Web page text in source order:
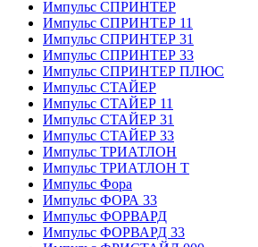
Импульс СПРИНТЕР
Импульс СПРИНТЕР 11
Импульс СПРИНТЕР 31
Импульс СПРИНТЕР 33
Импульс СПРИНТЕР ПЛЮС
Импульс СТАЙЕР
Импульс СТАЙЕР 11
Импульс СТАЙЕР 31
Импульс СТАЙЕР 33
Импульс ТРИАТЛОН
Импульс ТРИАТЛОН Т
Импульс Фора
Импульс ФОРА 33
Импульс ФОРВАРД
Импульс ФОРВАРД 33